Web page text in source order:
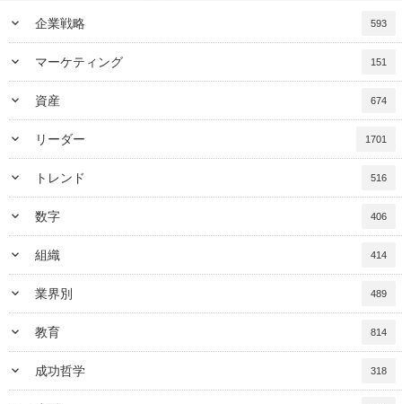
keyboard_arrow_down 企業戦略 593
keyboard_arrow_down マーケティング 151
keyboard_arrow_down 資産 674
keyboard_arrow_down リーダー 1701
keyboard_arrow_down トレンド 516
keyboard_arrow_down 数字 406
keyboard_arrow_down 組織 414
keyboard_arrow_down 業界別 489
keyboard_arrow_down 教育 814
keyboard_arrow_down 成功哲学 318